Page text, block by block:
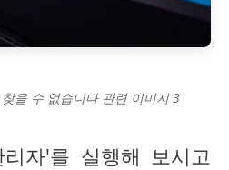
을 수 없습니다 관련 이미지 3
자'를 실행해 보시고